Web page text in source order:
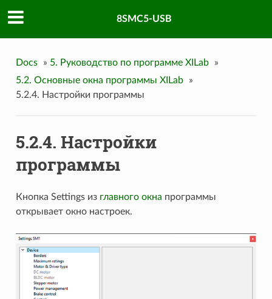
8SMC5-USB
Docs » 5. Руководство по программе XILab
»
5.2. Основные окна программы XILab
»
5.2.4. Настройки программы
5.2.4. Настройки
программы
Кнопка Settings из главного окна программы
открывает окно настроек.